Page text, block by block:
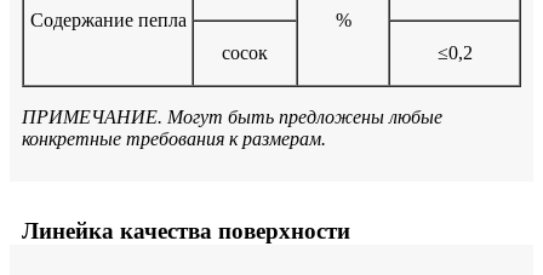
Содержание пепла
%
сосок ≤0,2
ПРИМЕЧАНИЕ. Могут быть предложены любые
конкретные требования к размерам.
Линейка качества поверхности